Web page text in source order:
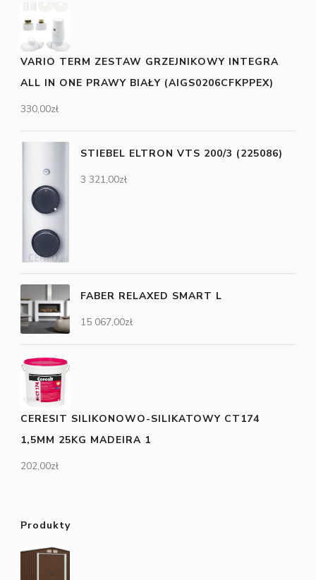
VARIO TERM ZESTAW GRZEJNIKOWY INTEGRA
ALL IN ONE PRAWY BIAŁY (AIGS0206CFKPPEX)
330,00zł
STIEBEL ELTRON VTS 200/3 (225086)
3 321,00zł
FABER RELAXED SMART L
15 067,00zł
CERESIT SILIKONOWO-SILIKATOWY CT174
1,5MM 25KG MADEIRA 1
202,00zł
Produkty